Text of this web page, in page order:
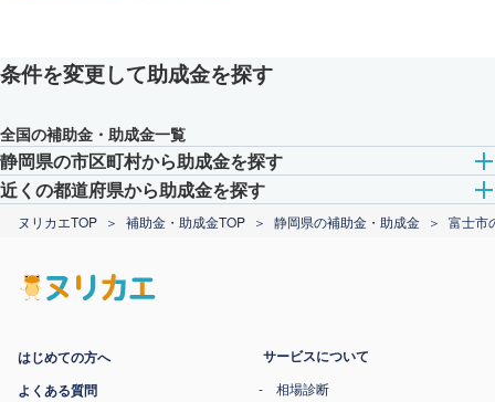
条件を変更して助成金を探す
全国の補助金・助成金一覧
静岡県の市区町村から助成金を探す
近くの都道府県から助成金を探す
ヌリカエTOP 補助金・助成金TOP 静岡県の補助金・助成金 富士市
はじめての方へ
よくある質問
サービスについて
相場診断